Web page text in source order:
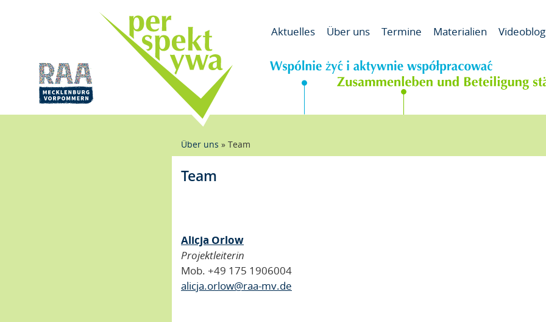
Od
Aktuelles Über uns Termine Materialien Videoblog
Pfadnavigation
Über uns Team
Team
Alicja Orlow
Projektleiterin
Mob. +49 175 1906004
alicja.orlow@raa-mv.de